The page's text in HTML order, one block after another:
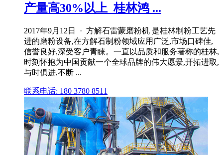
产量高30%以上_桂林鸿 ...
2017年9月12日 · 方解石雷蒙磨粉机 是桂林制粉工艺先
进的磨粉设备,在方解石制粉领域应用广泛,市场口碑佳,
信誉良好,深受客户青睐。一直以品质和服务著称的桂林,
时刻怀抱为中国贡献一个全球品牌的伟大愿景,开拓进取,
与时俱进,不断 ...
联系电话: 180 3780 8511